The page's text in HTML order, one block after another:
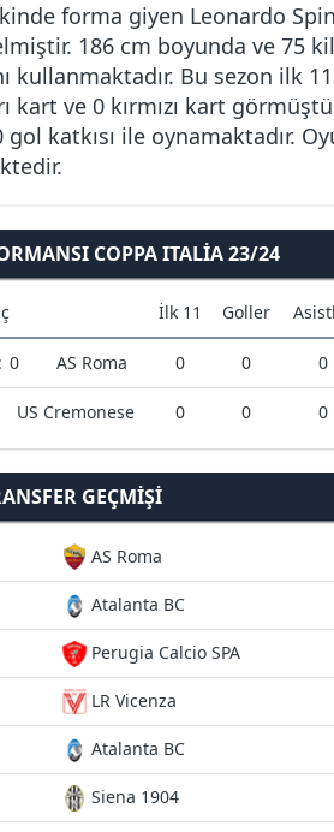
forma giyen Leonardo
186 cm boyunda ve 75
kullanmaktadır. Bu sezon ilk
kart ve 0 kırmızı kart
katkısı ile oynamaktadır.
COPPA ITALIA 23/24
İlk 11 Goller
: 0 AS Roma 0 0 0
US Cremonese 0 0 0
GEÇMIŞI
AS Roma
Atalanta BC
Perugia Calcio SPA
LR Vicenza
Atalanta BC
Siena 1904